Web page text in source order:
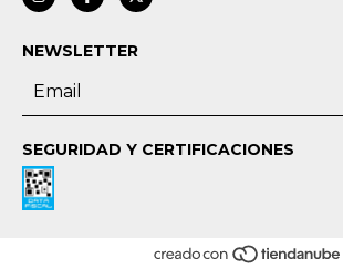
NEWSLETTER
SEGURIDAD Y CERTIFICACIONES